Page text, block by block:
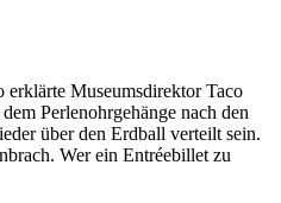
erklärte Museumsdirektor Taco
Perlenohrgehänge nach den
über den Erdball verteilt sein.
Wer ein Entréebillet zu